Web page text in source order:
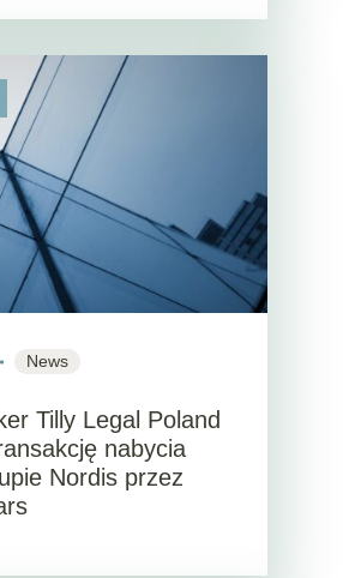
News
Tilly Legal Poland
nabycia
Nordis przez